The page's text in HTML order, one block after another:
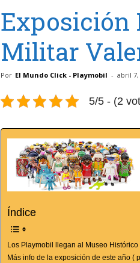
Exposición
Militar
Por El Mundo Click - Playmobil - abril 7,
5/5 - (2
Índice
Los Playmobil llegan al Museo
Más info de la exposición de este año (